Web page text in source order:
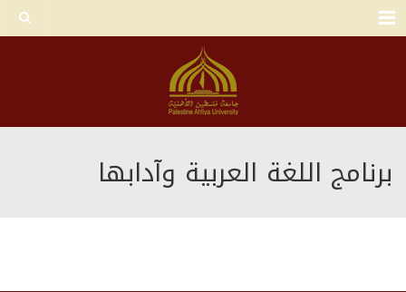
Menu
برنامج اللغة العربية وآدابها